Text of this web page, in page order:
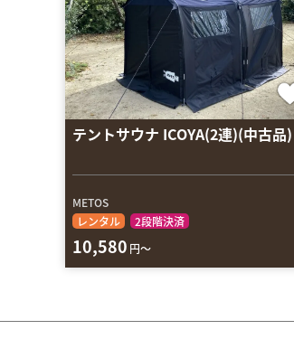
テントサウナ ICOYA(2連)(中古品)
METOS
レンタル
2段階決済
10,580 円～